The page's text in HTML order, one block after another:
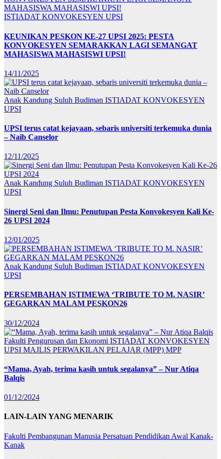
ISTIADAT KONVOKESYEN UPSI
KEUNIKAN PESKON KE-27 UPSI 2025: PESTA
KONVOKESYEN SEMARAKKAN LAGI SEMANGAT
MAHASISWA MAHASISWI UPSI!
14/11/2025
Anak Kandung Suluh Budiman ISTIADAT KONVOKESYEN
UPSI
UPSI terus catat kejayaan, sebaris universiti terkemuka dunia
– Naib Canselor
12/11/2025
Anak Kandung Suluh Budiman ISTIADAT KONVOKESYEN
UPSI
Sinergi Seni dan Ilmu: Penutupan Pesta Konvokesyen Kali Ke-
26 UPSI 2024
12/01/2025
Anak Kandung Suluh Budiman ISTIADAT KONVOKESYEN
UPSI
PERSEMBAHAN ISTIMEWA ‘TRIBUTE TO M. NASIR’
GEGARKAN MALAM PESKON26
30/12/2024
Fakulti Pengurusan dan Ekonomi ISTIADAT KONVOKESYEN
UPSI MAJLIS PERWAKILAN PELAJAR (MPP) MPP
“Mama, Ayah, terima kasih untuk segalanya” – Nur Atiqa
Balqis
01/12/2024
LAIN-LAIN YANG MENARIK
Fakulti Pembangunan Manusia Persatuan Pendidikan Awal Kanak-
Kanak